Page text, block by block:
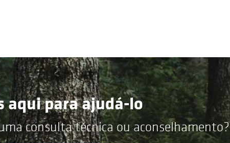
aqui para ajudá-lo
consulta técnica ou aconselhamento?